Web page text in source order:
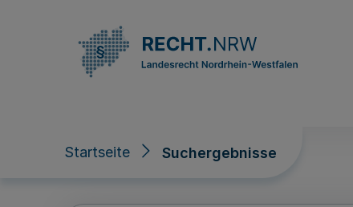
Startseite Suchergebnisse